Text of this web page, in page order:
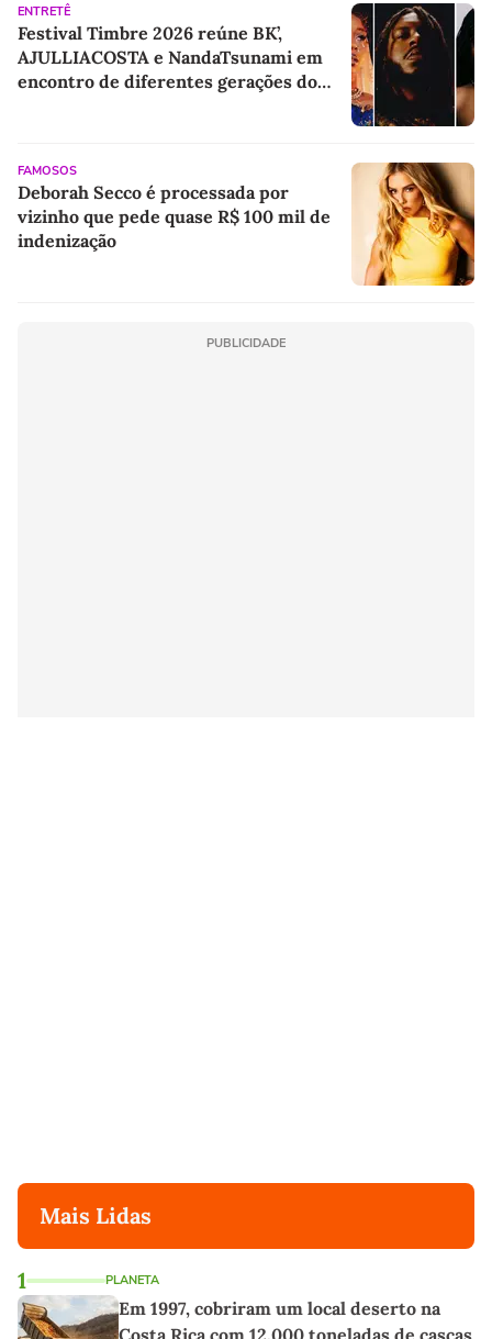
ENTRETÊ
Festival Timbre 2026 reúne BK’,
AJULLIACOSTA e NandaTsunami em
encontro de diferentes gerações do
FAMOSOS
Deborah Secco é processada por
vizinho que pede quase R$ 100 mil de
indenização
PUBLICIDADE
Mais Lidas
1 PLANETA
Em 1997, cobriram um local deserto na
Costa Rica com 12.000 toneladas de cascas